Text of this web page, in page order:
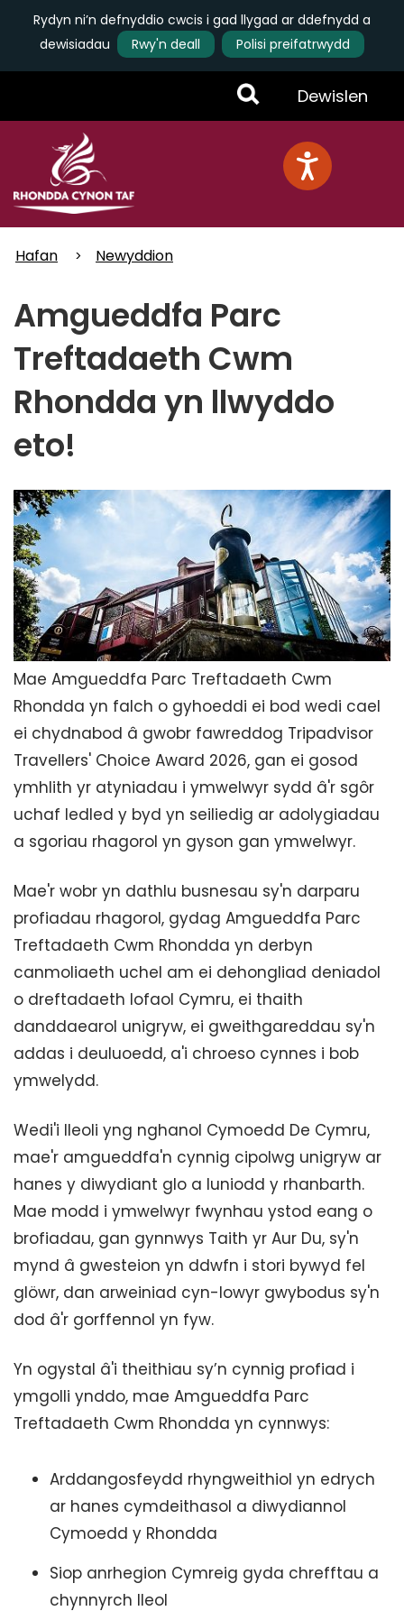
Rydyn ni’n defnyddio cwcis i gad llygad ar ddefnydd a
dewisiadau
Rwy'n deall
Polisi preifatrwydd
Toggle
Menu
Dewislen
Hafan Newyddion
Amgueddfa Parc
Treftadaeth Cwm
Rhondda yn llwyddo
eto!
Mae Amgueddfa Parc Treftadaeth Cwm
Rhondda yn falch o gyhoeddi ei bod wedi cael
ei chydnabod â gwobr fawreddog Tripadvisor
Travellers' Choice Award 2026, gan ei gosod
ymhlith yr atyniadau i ymwelwyr sydd â'r sgôr
uchaf ledled y byd yn seiliedig ar adolygiadau
a sgoriau rhagorol yn gyson gan ymwelwyr.
Mae'r wobr yn dathlu busnesau sy'n darparu
profiadau rhagorol, gydag Amgueddfa Parc
Treftadaeth Cwm Rhondda yn derbyn
canmoliaeth uchel am ei dehongliad deniadol
o dreftadaeth lofaol Cymru, ei thaith
danddaearol unigryw, ei gweithgareddau sy'n
addas i deuluoedd, a'i chroeso cynnes i bob
ymwelydd.
Wedi'i lleoli yng nghanol Cymoedd De Cymru,
mae'r amgueddfa'n cynnig cipolwg unigryw ar
hanes y diwydiant glo a luniodd y rhanbarth.
Mae modd i ymwelwyr fwynhau ystod eang o
brofiadau, gan gynnwys Taith yr Aur Du, sy'n
mynd â gwesteion yn ddwfn i stori bywyd fel
glöwr, dan arweiniad cyn-lowyr gwybodus sy'n
dod â'r gorffennol yn fyw.
Yn ogystal â'i theithiau sy’n cynnig profiad i
ymgolli ynddo, mae Amgueddfa Parc
Treftadaeth Cwm Rhondda yn cynnwys:
Arddangosfeydd rhyngweithiol yn edrych
ar hanes cymdeithasol a diwydiannol
Cymoedd y Rhondda
Siop anrhegion Cymreig gyda chrefftau a
chynnyrch lleol